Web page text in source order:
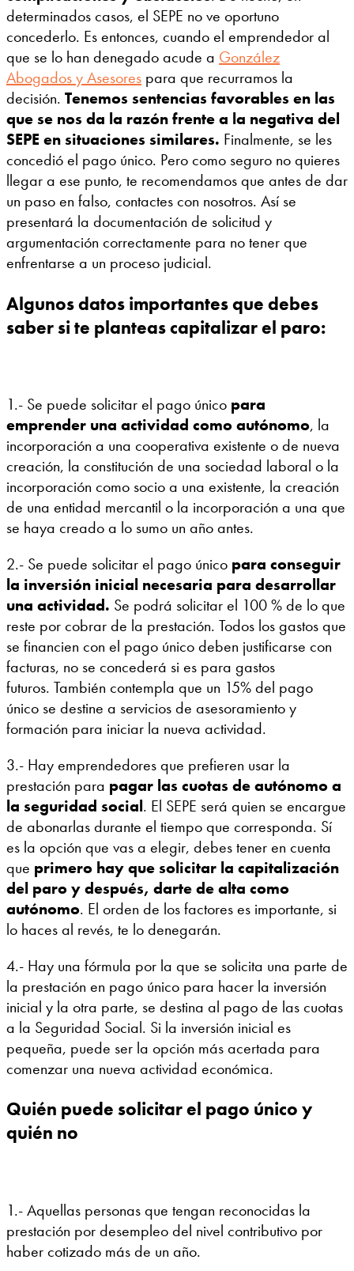
determinados casos, el SEPE no ve oportuno
concederlo. Es entonces, cuando el emprendedor al
que se lo han denegado acude a González
Abogados y Asesores para que recurramos la
decisión. Tenemos sentencias favorables en las
que se nos da la razón frente a la negativa del
SEPE en situaciones similares. Finalmente, se les
concedió el pago único. Pero como seguro no quieres
llegar a ese punto, te recomendamos que antes de dar
un paso en falso, contactes con nosotros. Así se
presentará la documentación de solicitud y
argumentación correctamente para no tener que
enfrentarse a un proceso judicial.
Algunos datos importantes que debes
saber si te planteas capitalizar el paro:
1.- Se puede solicitar el pago único para
emprender una actividad como autónomo, la
incorporación a una cooperativa existente o de nueva
creación, la constitución de una sociedad laboral o la
incorporación como socio a una existente, la creación
de una entidad mercantil o la incorporación a una que
se haya creado a lo sumo un año antes.
2.- Se puede solicitar el pago único para conseguir
la inversión inicial necesaria para desarrollar
una actividad. Se podrá solicitar el 100 % de lo que
reste por cobrar de la prestación. Todos los gastos que
se financien con el pago único deben justificarse con
facturas, no se concederá si es para gastos
futuros. También contempla que un 15% del pago
único se destine a servicios de asesoramiento y
formación para iniciar la nueva actividad.
3.- Hay emprendedores que prefieren usar la
prestación para pagar las cuotas de autónomo a
la seguridad social. El SEPE será quien se encargue
de abonarlas durante el tiempo que corresponda. Sí
es la opción que vas a elegir, debes tener en cuenta
que primero hay que solicitar la capitalización
del paro y después, darte de alta como
autónomo. El orden de los factores es importante, si
lo haces al revés, te lo denegarán.
4.- Hay una fórmula por la que se solicita una parte de
la prestación en pago único para hacer la inversión
inicial y la otra parte, se destina al pago de las cuotas
a la Seguridad Social. Si la inversión inicial es
pequeña, puede ser la opción más acertada para
comenzar una nueva actividad económica.
Quién puede solicitar el pago único y
quién no
1.- Aquellas personas que tengan reconocidas la
prestación por desempleo del nivel contributivo por
haber cotizado más de un año.